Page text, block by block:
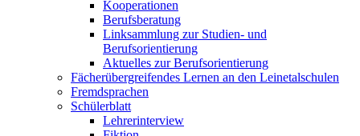
Kooperationen
Berufsberatung
Linksammlung zur Studien- und
Berufsorientierung
Aktuelles zur Berufsorientierung
Fächerübergreifendes Lernen an den Leinetalschulen
Fremdsprachen
Schülerblatt
Lehrerinterview